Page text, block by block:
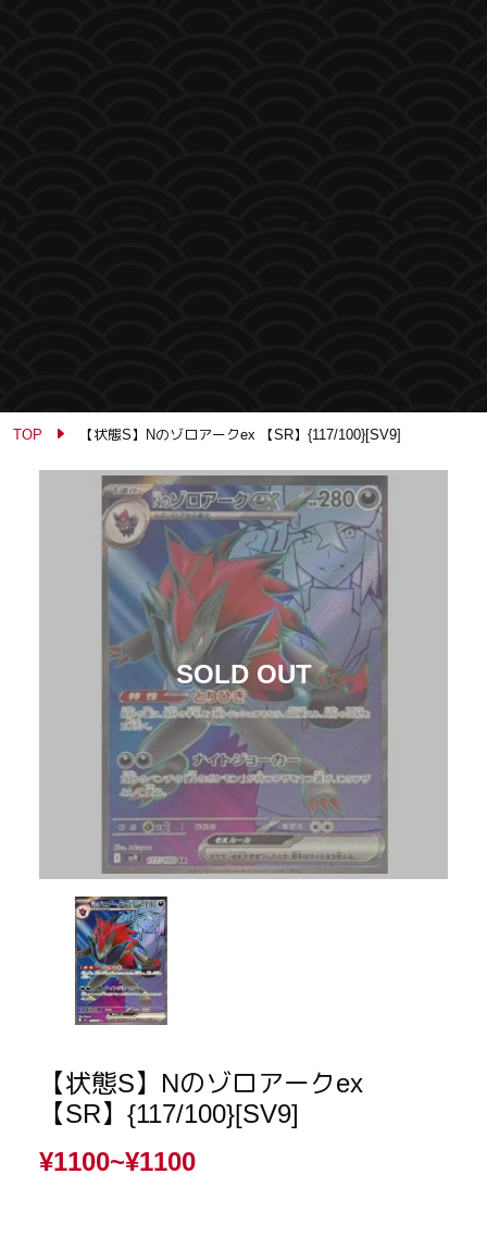
TOP 【状態S】Nのゾロアークex 【SR】{117/100}[SV9]
【状態S】Nのゾロアークex
【SR】{117/100}[SV9]
¥1100~¥1100